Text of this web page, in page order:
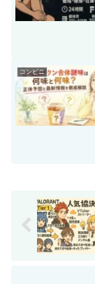
コンビニ